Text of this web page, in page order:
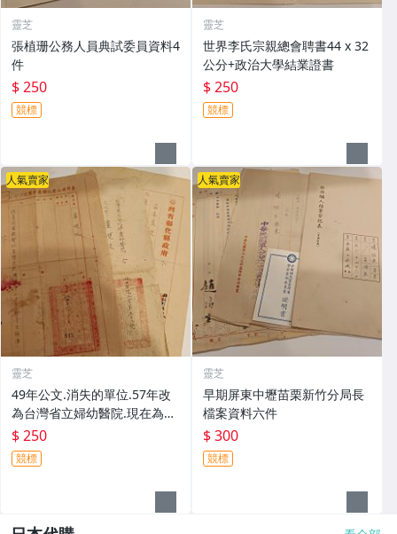
靈芝
張植珊公務人員典試委員資料4
件
$ 250
競標
靈芝
世界李氏宗親總會聘書44 x 32
公分+政治大學結業證書
$ 250
競標
人氣賣家
靈芝
49年公文.消失的單位.57年改
為台灣省立婦幼醫院.現在為衛
福部台北醫院共三件
$ 250
競標
人氣賣家
靈芝
早期屏東中壢苗栗新竹分局長
檔案資料六件
$ 300
競標